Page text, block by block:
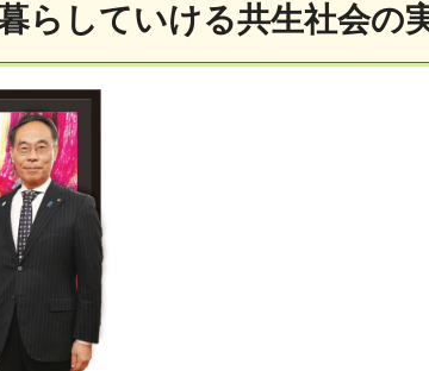
らしていける共生社会の